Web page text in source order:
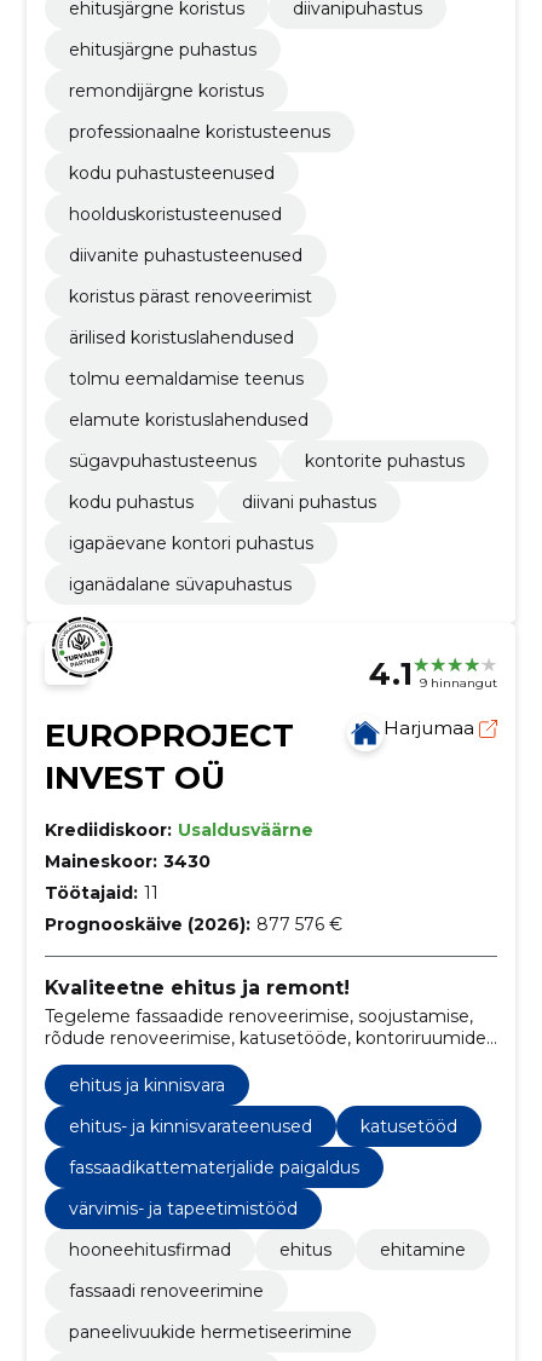
ehitusjärgne koristus
diivanipuhastus
ehitusjärgne puhastus
remondijärgne koristus
professionaalne koristusteenus
kodu puhastusteenused
hoolduskoristusteenused
diivanite puhastusteenused
koristus pärast renoveerimist
ärilised koristuslahendused
tolmu eemaldamise teenus
elamute koristuslahendused
sügavpuhastusteenus
kontorite puhastus
kodu puhastus
diivani puhastus
igapäevane kontori puhastus
iganädalane süvapuhastus
4.1 9 hinnangut
EUROPROJECT
INVEST OÜ
Harjumaa
Krediidiskoor: Usaldusväärne
Maineskoor: 3430
Töötajaid: 11
Prognooskäive (2026): 877 576 €
Kvaliteetne ehitus ja remont!
Tegeleme fassaadide renoveerimise, soojustamise,
rõdude renoveerimise, katusetööde, kontoriruumide
viimistluse ja remonditöödega
ehitus ja kinnisvara
ehitus- ja kinnisvarateenused
katusetööd
fassaadikattematerjalide paigaldus
värvimis- ja tapeetimistööd
hooneehitusfirmad
ehitus
ehitamine
fassaadi renoveerimine
paneelivuukide hermetiseerimine